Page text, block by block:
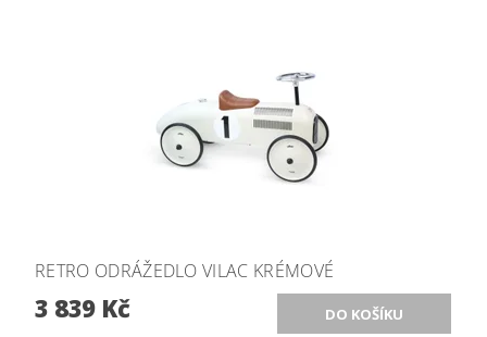
RETRO ODRÁŽEDLO VILAC KRÉMOVÉ
3 839 Kč